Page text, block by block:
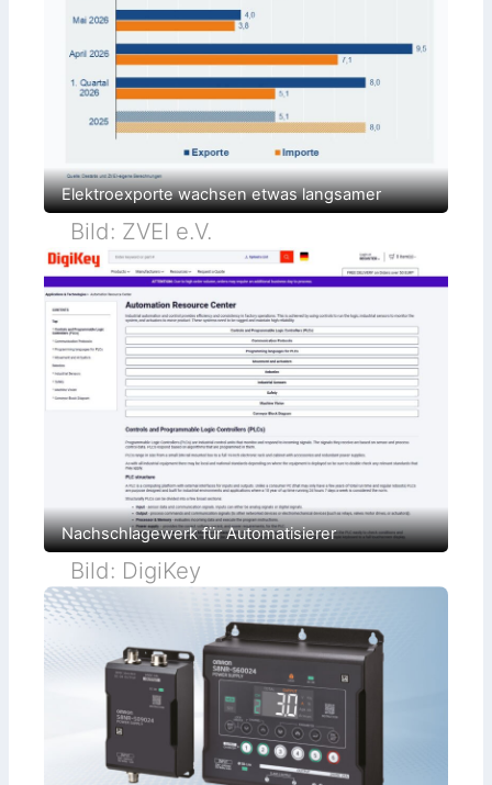
t
ö
r
a
n
f
ä
l
l
k
e
i
Elektroexporte wachsen etwas langsamer
Bild: ZVEI e.V.
Nachschlagewerk für Automatisierer
Bild: DigiKey